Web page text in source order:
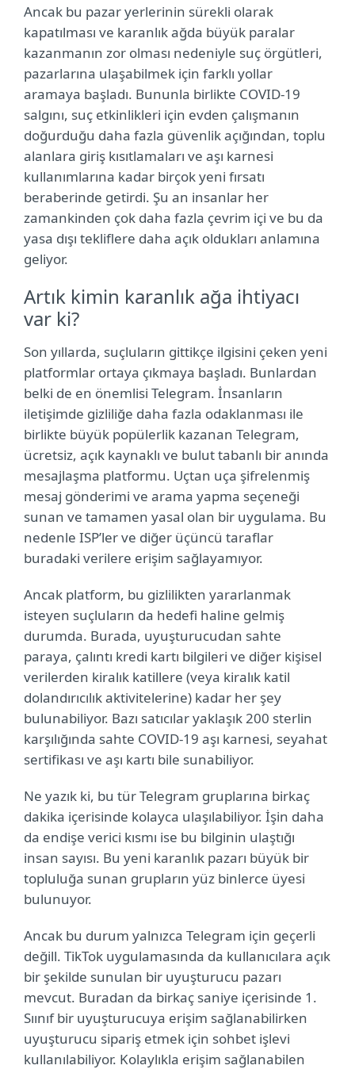
Ancak bu pazar yerlerinin sürekli olarak
kapatılması ve karanlık ağda büyük paralar
kazanmanın zor olması nedeniyle suç örgütleri,
pazarlarına ulaşabilmek için farklı yollar
aramaya başladı. Bununla birlikte COVID-19
salgını, suç etkinlikleri için evden çalışmanın
doğurduğu daha fazla güvenlik açığından, toplu
alanlara giriş kısıtlamaları ve aşı karnesi
kullanımlarına kadar birçok yeni fırsatı
beraberinde getirdi. Şu an insanlar her
zamankinden çok daha fazla çevrim içi ve bu da
yasa dışı tekliflere daha açık oldukları anlamına
geliyor.
Artık kimin karanlık ağa ihtiyacı
var ki?
Son yıllarda, suçluların gittikçe ilgisini çeken yeni
platformlar ortaya çıkmaya başladı. Bunlardan
belki de en önemlisi Telegram. İnsanların
iletişimde gizliliğe daha fazla odaklanması ile
birlikte büyük popülerlik kazanan Telegram,
ücretsiz, açık kaynaklı ve bulut tabanlı bir anında
mesajlaşma platformu. Uçtan uça şifrelenmiş
mesaj gönderimi ve arama yapma seçeneği
sunan ve tamamen yasal olan bir uygulama. Bu
nedenle ISP’ler ve diğer üçüncü taraflar
buradaki verilere erişim sağlayamıyor.
Ancak platform, bu gizlilikten yararlanmak
isteyen suçluların da hedefi haline gelmiş
durumda. Burada, uyuşturucudan sahte
paraya, çalıntı kredi kartı bilgileri ve diğer kişisel
verilerden kiralık katillere (veya kiralık katil
dolandırıcılık aktivitelerine) kadar her şey
bulunabiliyor. Bazı satıcılar yaklaşık 200 sterlin
karşılığında sahte COVID-19 aşı karnesi, seyahat
sertifikası ve aşı kartı bile sunabiliyor.
Ne yazık ki, bu tür Telegram gruplarına birkaç
dakika içerisinde kolayca ulaşılabiliyor. İşin daha
da endişe verici kısmı ise bu bilginin ulaştığı
insan sayısı. Bu yeni karanlık pazarı büyük bir
topluluğa sunan grupların yüz binlerce üyesi
bulunuyor.
Ancak bu durum yalnızca Telegram için geçerli
değill. TikTok uygulamasında da kullanıcılara açık
bir şekilde sunulan bir uyuşturucu pazarı
mevcut. Buradan da birkaç saniye içerisinde 1.
Sıınıf bir uyuşturucuya erişim sağlanabilirken
uyuşturucu sipariş etmek için sohbet işlevi
kullanılabiliyor. Kolaylıkla erişim sağlanabilen